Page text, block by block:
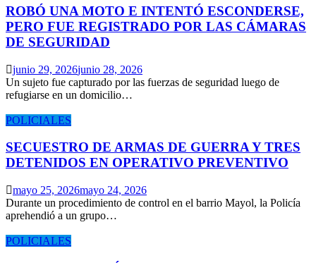
ROBÓ UNA MOTO E INTENTÓ ESCONDERSE,
PERO FUE REGISTRADO POR LAS CÁMARAS
DE SEGURIDAD
junio 29, 2026junio 28, 2026
Un sujeto fue capturado por las fuerzas de seguridad luego de
refugiarse en un domicilio…
POLICIALES
SECUESTRO DE ARMAS DE GUERRA Y TRES
DETENIDOS EN OPERATIVO PREVENTIVO
mayo 25, 2026mayo 24, 2026
Durante un procedimiento de control en el barrio Mayol, la Policía
aprehendió a un grupo…
POLICIALES